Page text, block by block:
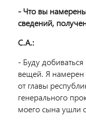
- Что вы
сведений,
С.А.:
- Буду
вещей. Я намерен
от главы
генерального
моего сына ушли